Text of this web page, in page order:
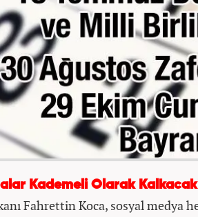
Kademeli Olarak
Fahrettin Koca, sosyal medya